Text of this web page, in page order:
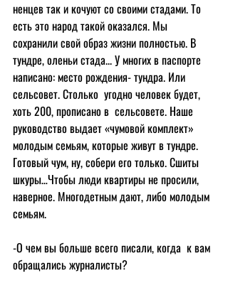
ненцев так и кочуют со своими стадами. То
есть это народ такой оказался. Мы
сохранили свой образ жизни полностью. В
тундре, оленьи стада... У многих в паспорте
написано: место рождения- тундра. Или
сельсовет. Столько  угодно человек будет,
хоть 200, прописано в  сельсовете. Наше
руководство выдает «чумовой комплект»
молодым семьям, которые живут в тундре.
Готовый чум, ну, собери его только. Сшиты
шкуры…Чтобы люди квартиры не просили,
наверное. Многодетным дают, либо молодым
семьям.
-О чем вы больше всего писали, когда  к вам
обращались журналисты?